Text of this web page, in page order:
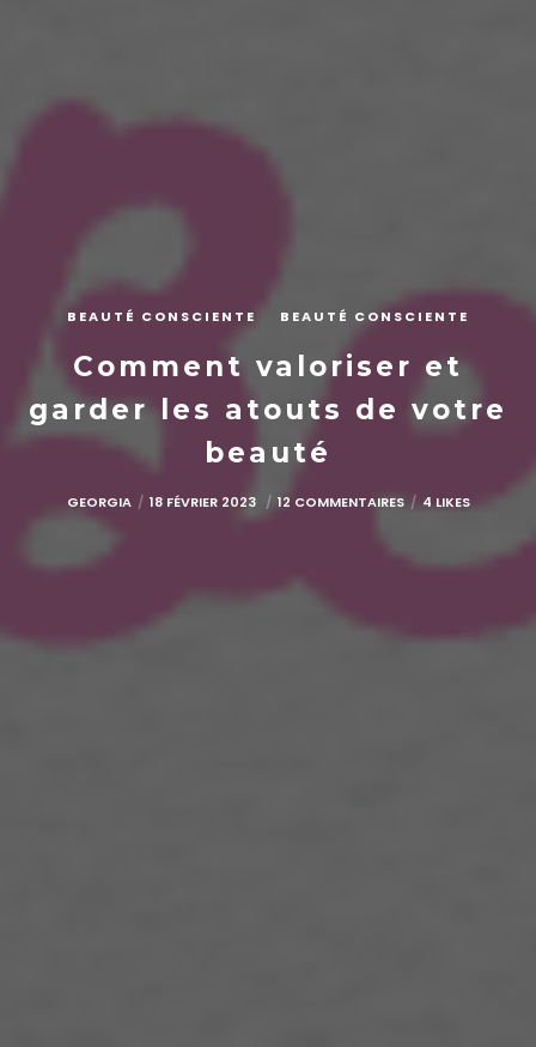
BEAUTÉ CONSCIENTE BEAUTÉ CONSCIENTE
Comment valoriser et
garder les atouts de votre
beauté
GEORGIA 18 FÉVRIER 2023 12 COMMENTAIRES 4 LIKES